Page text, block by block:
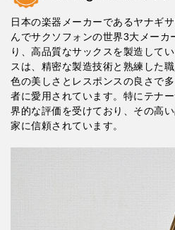
日本の楽器メーカーであるヤナギ
んでサクソフォンの世界3大メーカ
り、高品質なサックスを製造して
スは、精密な製造技術と熟練した
色の美しさとレスポンスの良さで
者に愛用されています。特にテナ
界的な評価を受けており、その高
家に信頼されています。